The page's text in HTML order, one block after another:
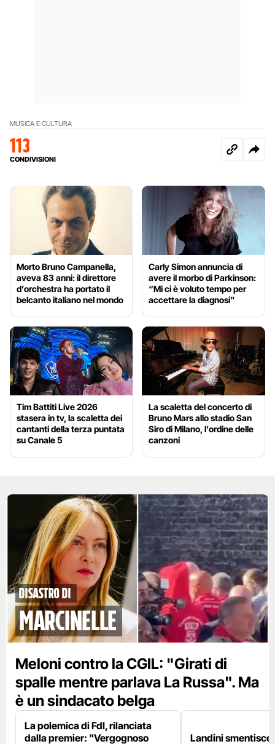
MUSICA E CULTURA
113
CONDIVISIONI
Morto Bruno Campanella,
aveva 83 anni: il direttore
d’orchestra ha portato il
belcanto italiano nel mondo
Carly Simon annuncia di
avere il morbo di Parkinson:
“Mi ci è voluto tempo per
accettare la diagnosi”
Tim Battiti Live 2026
stasera in tv, la scaletta dei
cantanti della terza puntata
su Canale 5
La scaletta del concerto di
Bruno Mars allo stadio San
Siro di Milano, l’ordine delle
canzoni
disastro di
marcinelle
Meloni contro la CGIL: "Girati di
spalle mentre parlava La Russa". Ma
è un sindacato belga
La polemica di FdI, rilanciata
dalla premier: "Vergognoso
Landini